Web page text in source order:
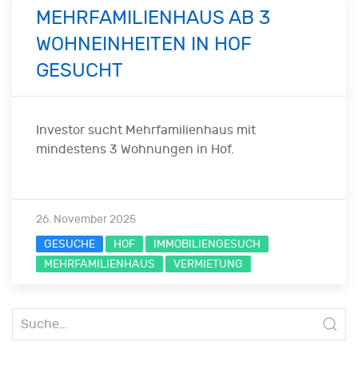
MEHRFAMILIENHAUS AB 3
WOHNEINHEITEN IN HOF
GESUCHT
Investor sucht Mehrfamilienhaus mit
mindestens 3 Wohnungen in Hof.
26. November 2025
GESUCHE
HOF
IMMOBILIENGESUCH
MEHRFAMILIENHAUS
VERMIETUNG
Suche
nach: